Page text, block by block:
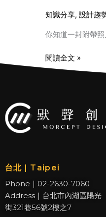
知識分享, 設計趨
你知道一封附帶
閱讀全文 »
台北 | Taipei
Phone｜02-2630-7060
Address｜台北市內湖區陽光
街321巷56號2樓之7